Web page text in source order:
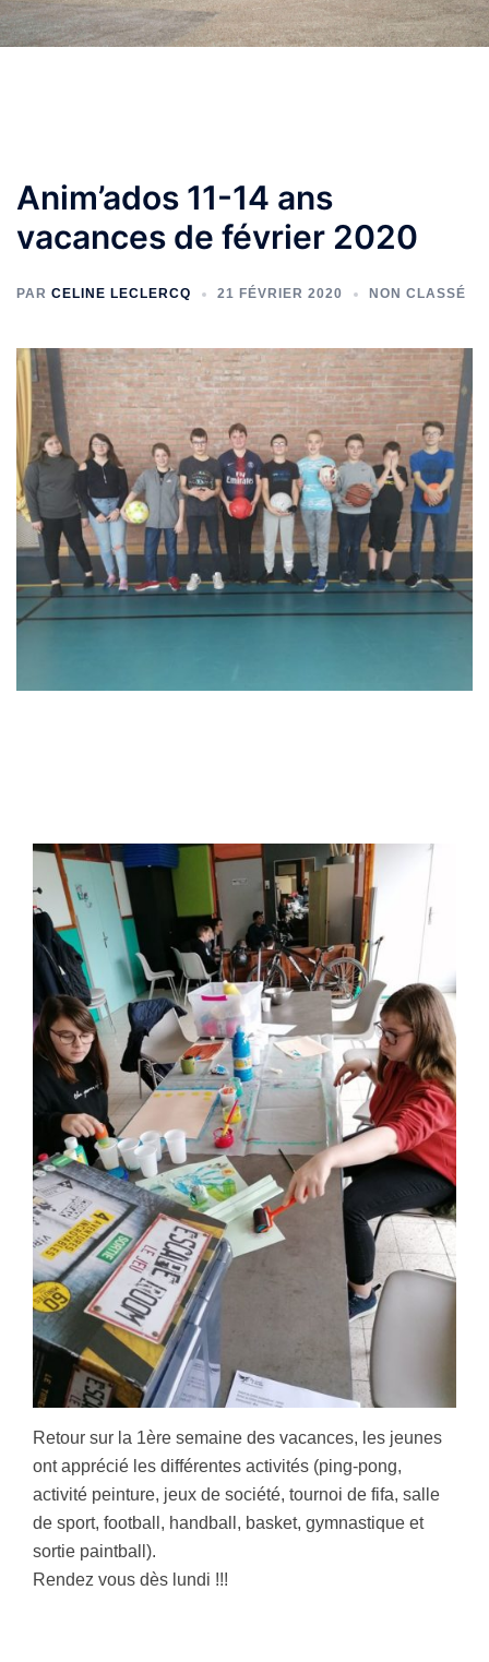
Anim’ados 11-14 ans
vacances de février 2020
PAR CELINE LECLERCQ 21 FÉVRIER 2020 NON CLASSÉ
Retour sur la 1ère semaine des vacances, les jeunes
ont apprécié les différentes activités (ping-pong,
activité peinture, jeux de société, tournoi de fifa, salle
de sport, football, handball, basket, gymnastique et
sortie paintball).
Rendez vous dès lundi !!!